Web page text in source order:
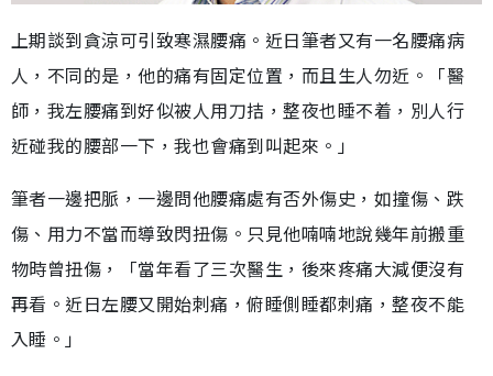
上期談到貪涼可引致寒濕腰痛。近日筆者又有一名腰痛病
人，不同的是，他的痛有固定位置，而且生人勿近。「醫
師，我左腰痛到好似被人用刀拮，整夜也睡不着，別人行
近碰我的腰部一下，我也會痛到叫起來。」
筆者一邊把脈，一邊問他腰痛處有否外傷史，如撞傷、跌
傷、用力不當而導致閃扭傷。只見他喃喃地說幾年前搬重
物時曾扭傷，「當年看了三次醫生，後來疼痛大減便沒有
再看。近日左腰又開始刺痛，俯睡側睡都刺痛，整夜不能
入睡。」